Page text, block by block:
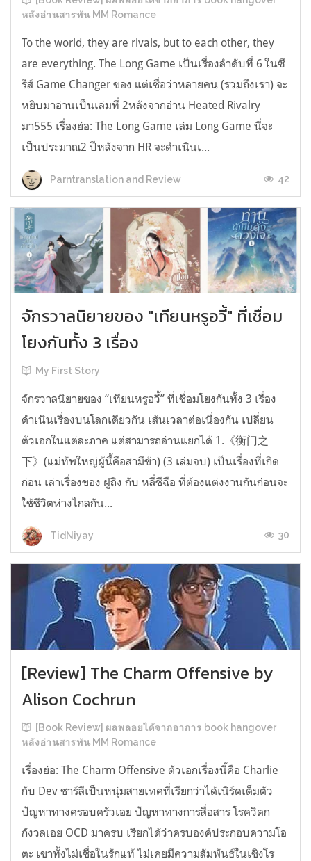
หลังอ่านสารพัน MM Romance
To the world, they are rivals, but to each other, they
are everything. The Long Game เป็นเรื่องลำดับที่ 6 ในซี
รีส์ Game Changer ของ แต่เชื่อว่าหลายคน (รวมถึงเรา) จะ
หยิบมาอ่านเป็นเล่มที่ 2หลังจากอ่าน Heated Rivalry
มา555 เรื่องย่อ: The Long Game เล่ม Long Game นี่จะ
เป็นประมาณ2 ปีหลังจาก HR จะดำเนินเ...
Parntranslation and Review 42
จักรวาลนิยายของ "เทียนหรูอวี้" ที่เชื่อม
โยงกันทั้ง 3 เรื่อง
My First Story
จักรวาลนิยายของ “เทียนหรูอวี้” ที่เชื่อมโยงกันทั้ง 3 เรื่อง
ดำเนินเรื่องบนโลกเดียวกัน เส้นเวลาต่อเนื่องกัน เปลี่ยน
ตัวเอกในแต่ละภาค แต่สามารถอ่านแยกได้ 1.《衡门之
下》(แม่ทัพใหญ่ผู้นี้คือสามีข้า) (3 เล่มจบ) เป็นเรื่องที่เกิด
ก่อน เล่าเรื่องของ ฝูถิง กับ หลี่ชีฉือ ที่ต้องแต่งงานกันก่อนจะ
ใช้ชีวิตห่างไกลกัน...
TidNiyay 30
[Review] The Charm Offensive by
Alison Cochrun
[Book Review] ผลพลอยได้จากอาการ book hangover
หลังอ่านสารพัน MM Romance
เรื่องย่อ: The Charm Offensive ตัวเอกเรื่องนี้คือ Charlie
กับ Dev ชาร์ลีเป็นหนุ่มสายเทคที่เรียกว่าได้เนิร์ดเต็มตัว
ปัญหาทางครอบครัวเอย ปัญหาทางการสื่อสาร โรควิตก
กังวลเอย OCD มาครบ เรียกได้ว่าครบองค์ประกอบความโอ
ตะ เขาทั้งไม่เชื่อในรักแท้ ไม่เคยมีความสัมพันธ์ในเชิงโร